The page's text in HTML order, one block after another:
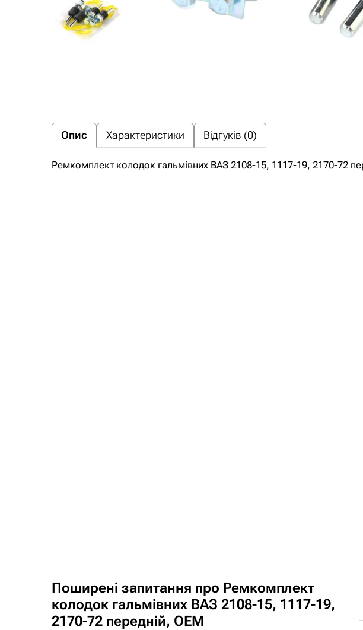
Опис Характеристики Відгуків (0)
Ремкомплект колодок гальмівних ВАЗ 2108-15, 1117-19, 2170-72
Поширені запитання про Ремкомплект
колодок гальмівних ВАЗ 2108-15, 1117-19,
2170-72 передній, OEM